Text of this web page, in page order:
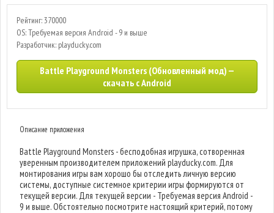
Рейтинг: 370000
OS: Требуемая версия Android - 9 и выше
Разработчик: playducky.com
Battle Playground Monsters (Обновленный мод) —
скачать с Android
Описание приложения
Battle Playground Monsters - бесподобная игрушка, сотворенная
уверенным производителем приложений playducky.com. Для
монтирования игры вам хорошо бы отследить личную версию
системы, доступные системное критерии игры формируются от
текущей версии. Для текущей версии - Требуемая версия Android -
9 и выше. Обстоятельно посмотрите настоящий критерий, потому